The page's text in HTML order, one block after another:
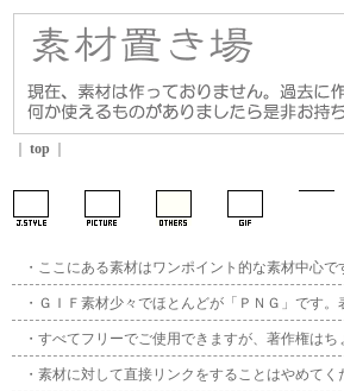
top
・ここにある素材はワンポイント的な素材中心で
・ＧＩＦ素材少々でほとんどが「ＰＮＧ」です
・すべてフリーでご使用できますが、著作権はち
・素材に対して直接リンクをすることはやめて